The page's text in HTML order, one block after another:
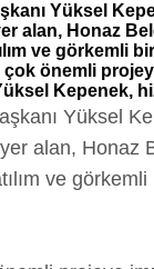
Yüksel
alan, Honaz
ve görkemli
çok önemli
Kepenek,
Yüksel
alan, Honaz
ve